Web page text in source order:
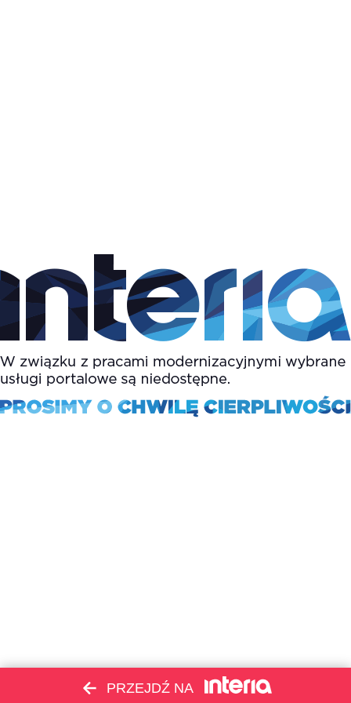
PRZEJDŹ NA